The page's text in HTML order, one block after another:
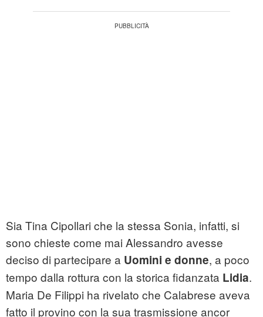
Sia Tina Cipollari che la stessa Sonia, infatti, si
sono chieste come mai Alessandro avesse
deciso di partecipare a Uomini e donne, a poco
tempo dalla rottura con la storica fidanzata Lidia.
Maria De Filippi ha rivelato che Calabrese aveva
fatto il provino con la sua trasmissione ancor